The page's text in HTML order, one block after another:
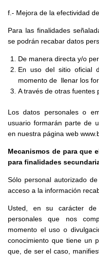
f.- Mejora de la efectividad
Para las finalidades
se podrán recabar datos
De manera directa y/o
En uso del sitio oficial
momento de llenar los
A través de otras fuentes
Los datos personales o
usuario formarán parte de
en nuestra página web
Mecanismos de para que
para finalidades
Sólo personal autorizado
acceso a la información
Usted, en su carácter
personales que nos
momento el uso o
conocimiento que tiene un
que, de ser el caso,